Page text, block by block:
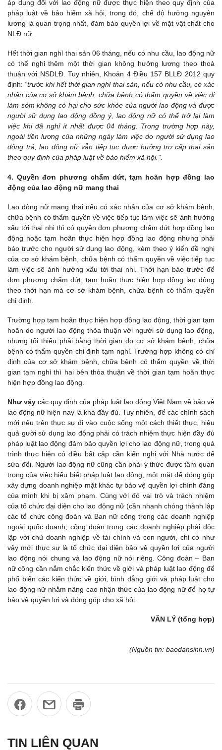
áp dụng đối với lao động nữ được thực hiện theo quy định của
pháp luật về bảo hiểm xã hội, trong đó, chế độ hưởng nguyên
lương là quan trọng nhất, đảm bảo quyền lợi về mặt vật chất cho
NLĐ nữ.
Hết thời gian nghỉ thai sản 06 tháng, nếu có nhu cầu, lao động nữ
có thể nghỉ thêm một thời gian không hưởng lương theo thoả
thuận với NSDLĐ. Tuy nhiên, Khoản 4 Điều 157 BLLĐ 2012 quy
định: “trước khi hết thời gian nghỉ thai sản, nếu có nhu cầu, có xác
nhận của cơ sở khám bệnh, chữa bệnh có thẩm quyền về việc đi
làm sớm không có hại cho sức khỏe của người lao động và được
người sử dụng lao động đồng ý, lao động nữ có thể trở lại làm
việc khi đã nghỉ ít nhất được 04 tháng. Trong trường hợp này,
ngoài tiền lương của những ngày làm việc do người sử dụng lao
động trả, lao động nữ vẫn tiếp tục được hưởng trợ cấp thai sản
theo quy định của pháp luật về bảo hiểm xã hội.”.
4. Quyền đơn phương chấm dứt, tạm hoãn hợp đồng lao
động của lao động nữ mang thai
Lao động nữ mang thai nếu có xác nhận của cơ sở khám bệnh,
chữa bệnh có thẩm quyền về việc tiếp tục làm việc sẽ ảnh hưởng
xấu tới thai nhi thì có quyền đơn phương chấm dứt hợp đồng lao
động hoặc tạm hoãn thực hiện hợp đồng lao động nhưng phải
báo trước cho người sử dụng lao động, kèm theo ý kiến đề nghị
của cơ sở khám bệnh, chữa bệnh có thẩm quyền về việc tiếp tục
làm việc sẽ ảnh hưởng xấu tới thai nhi. Thời hạn báo trước để
đơn phương chấm dứt, tạm hoãn thực hiện hợp đồng lao động
theo thời hạn mà cơ sở khám bệnh, chữa bệnh có thẩm quyền
chỉ định.
Trường hợp tạm hoãn thực hiện hợp đồng lao động, thời gian tạm
hoãn do người lao động thỏa thuận với người sử dụng lao động,
nhưng tối thiểu phải bằng thời gian do cơ sở khám bệnh, chữa
bệnh có thẩm quyền chỉ định tạm nghỉ. Trường hợp không có chỉ
định của cơ sở khám bệnh, chữa bệnh có thẩm quyền về thời
gian tạm nghỉ thì hai bên thỏa thuận về thời gian tạm hoãn thực
hiện hợp đồng lao động.
Như vậy các quy định của pháp luật lao động Việt Nam về bảo vệ
lao động nữ hiện nay là khá đầy đủ. Tuy nhiên, để các chính sách
mới nêu trên thực sự đi vào cuộc sống một cách thiết thực, hiệu
quả gười sử dụng lao động phải có trách nhiệm thực hiện đầy đủ
pháp luật lao động đảm bảo quyền lợi cho lao động nữ, trong quá
trình thực hiện có điều bất cập cần kiến nghị với Nhà nước để
sửa đổi. Người lao động nữ cũng cần phải ý thức được tầm quan
trọng của việc hiểu biết pháp luật lao động, một mặt để đóng góp
xây dựng doanh nghiệp mặt khác tự bảo vệ quyền lợi chính đáng
của mình khi bị xâm phạm. Cùng với đó vai trò và trách nhiệm
của tổ chức đại diện cho lao động nữ (cần nhanh chóng thành lập
các tổ chức công đoàn và Ban nữ công trong các doanh nghiệp
ngoài quốc doanh, công đoàn trong các doanh nghiệp phải độc
lập với chủ doanh nghiệp về tài chính và con người, chỉ có như
vậy mới thực sự là tổ chức đại diện bảo vệ quyền lợi của người
lao động nói chung và lao động nữ nói riêng. Công đoàn – Ban
nữ công cần nắm chắc kiến thức về giới và pháp luật lao động để
phổ biến các kiến thức về giới, bình đẳng giới và pháp luật cho
lao động nữ nhằm nâng cao nhận thức của lao động nữ để họ tự
bảo vệ quyền lợi và đóng góp cho xã hội.
VĂN LÝ (tổng hợp)
(Nguồn tin: baodansinh.vn)
TIN LIÊN QUAN